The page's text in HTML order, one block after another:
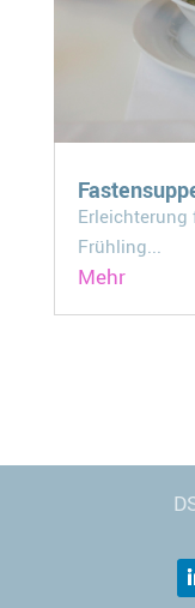
Erleichterung
Frühling...
Mehr